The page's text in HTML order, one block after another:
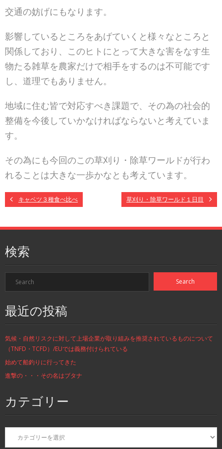
交通の妨げにもなります。
影響しているところをあげていくと様々なところと
関係しており、このヒトにとって大きな害をなす生
物たる雑草を農家だけで相手をするのは不可能です
し、道理でもありません。
地域に住む皆で対応すべき課題で、その為の社会的
整備を今後していかなければならないと考えていま
す。
その為にも今回のこの草刈り・除草ワールドが行わ
れることは大きな一歩かなとも考えています。
キャベツ３種食べ比べ 草刈り・除草ワールド１日目
検索
最近の投稿
気候・自然リスクに対して上場企業が取り組みを推奨されているものについて
（TNFD・TCFD）/EUでは義務付けられている
始めて船釣りに行ってきた
進撃の・・・その名はブタナ
カテゴリー
カ